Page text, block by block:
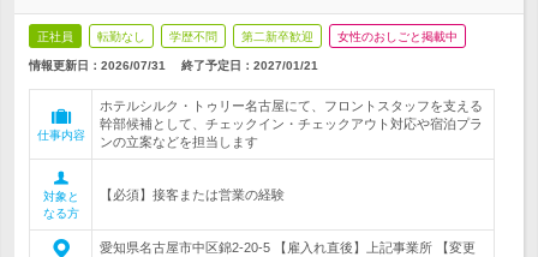
正社員 転勤なし 学歴不問 第二新卒歓迎 女性のおしごと掲載中
情報更新日：2026/07/31 終了予定日： 2027/01/21
仕事内容
ホテルシルク・トゥリー名古屋にて、フロントスタッフを支える
幹部候補として、チェックイン・チェックアウト対応や宿泊プラ
ンの立案などを担当します
対象と
なる方
【必須】接客または営業の経験
愛知県名古屋市中区錦2-20-5 【雇入れ直後】上記事業所 【変更